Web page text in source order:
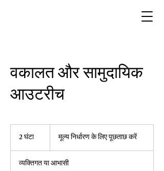
वकालत और सामुदायिक
आउटरीच
2 घंटा2
घं
टा
निर्धारण
पूछताछ
मूल्य निर्धारण के लिए पूछताछ करें
व्यक्तिगत या आभासी